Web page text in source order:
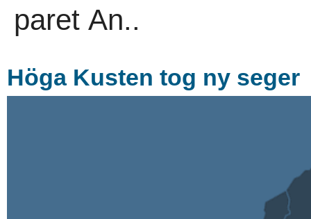
paret An..
Höga Kusten tog ny seger